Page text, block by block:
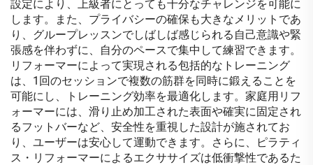
設定により、上級者にとっても十分なチャレンジを可能に
します。また、プライバシーの確保も大きなメリットであ
り、グループレッスンでしばしば感じられる自己意識や緊
張感を伴わずに、自分のペースで集中して練習できます。
リフォーマーによって実現される包括的なトレーニング
は、1回のセッションで複数の筋群を同時に鍛えることを
可能にし、トレーニング効率を最適化します。家庭用リフ
ォーマーには、滑り止め加工された表面や確実に固定され
るフットバーなど、安全性を重視した設計が施されてお
り、ユーザーは安心して運動できます。さらに、ピラティ
ス・リフォーマーによるエクササイズは低衝撃性であるた